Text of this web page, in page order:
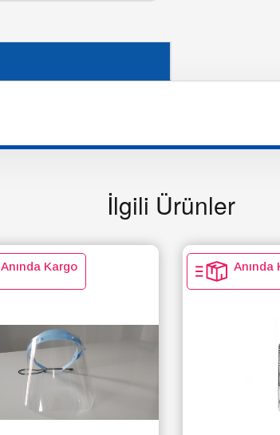
İlgili Ürünler
Anında Kargo Anında